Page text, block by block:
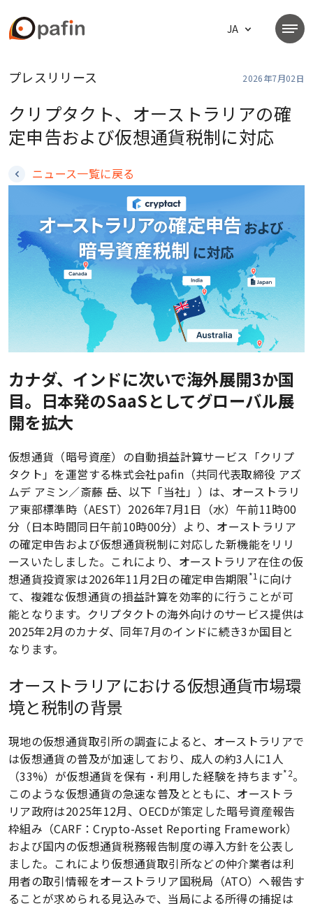
プレスリリース 2026年7月02日
クリプタクト、オーストラリアの確
定申告および仮想通貨税制に対応
ニュース一覧に戻る
カナダ、インドに次いで海外展開3か国
目。日本発のSaaSとしてグローバル展
開を拡大
仮想通貨（暗号資産）の自動損益計算サービス「クリプ
タクト」を運営する株式会社pafin（共同代表取締役 アズ
ムデ アミン／斎藤 岳、以下「当社」）は、オーストラリ
ア東部標準時（AEST）2026年7月1日（水）午前11時00
分（日本時間同日午前10時00分）より、オーストラリア
の確定申告および仮想通貨税制に対応した新機能をリリ
ースいたしました。これにより、オーストラリア在住の仮
想通貨投資家は2026年11月2日の確定申告期限 *1 に向け
て、複雑な仮想通貨の損益計算を効率的に行うことが可
能となります。クリプタクトの海外向けのサービス提供は
2025年2月のカナダ、同年7月のインドに続き3か国目と
なります。
オーストラリアにおける仮想通貨市場環
境と税制の背景
現地の仮想通貨取引所の調査によると、オーストラリアで
は仮想通貨の普及が加速しており、成人の約3人に1人
（33%）が仮想通貨を保有・利用した経験を持ちます*2。
このような仮想通貨の急速な普及とともに、オーストラ
リア政府は2025年12月、OECDが策定した暗号資産報告
枠組み（CARF：Crypto-Asset Reporting Framework）
および国内の仮想通貨税務報告制度の導入方針を公表し
ました。これにより仮想通貨取引所などの仲介業者は利
用者の取引情報をオーストラリア国税局（ATO）へ報告す
ることが求められる見込みで、当局による所得の捕捉は